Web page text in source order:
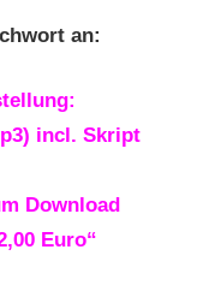
an:
incl. Skript
Download
Euro“